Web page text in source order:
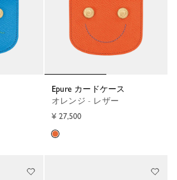
Epure カードケース
オレンジ - レザー
¥ 27,500